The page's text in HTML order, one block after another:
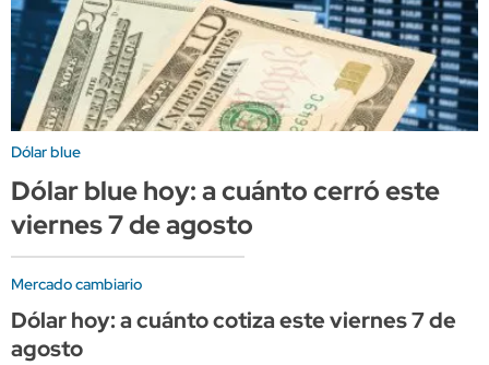
Dólar blue
Dólar blue hoy: a cuánto cerró este
viernes 7 de agosto
Mercado cambiario
Dólar hoy: a cuánto cotiza este viernes 7 de
agosto